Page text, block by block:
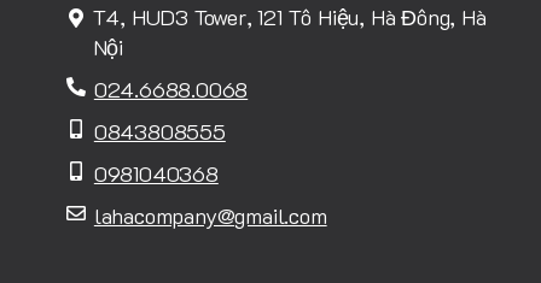
T4, HUD3 Tower, 121 Tô Hiệu, Hà Đông, Hà
Nội
024.6688.0068
0843808555
0981040368
lahacompany@gmail.com